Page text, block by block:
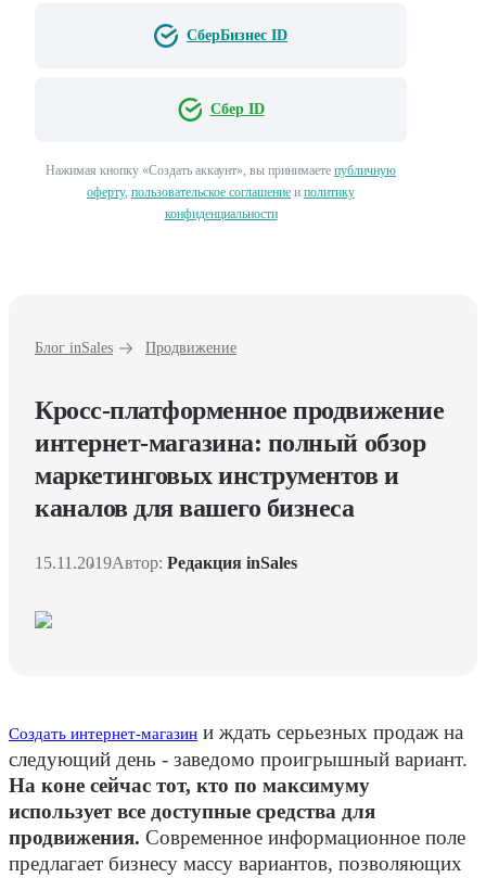
СберБизнес ID
Сбер ID
Нажимая кнопку «Создать аккаунт», вы принимаете публичную
оферту, пользовательское соглашение и политику
конфиденциальности
Блог inSales Продвижение
Кросс-платформенное продвижение
интернет-магазина: полный обзор
маркетинговых инструментов и
каналов для вашего бизнеса
15.11.2019Автор: Редакция inSales
Создать интернет-магазин и ждать серьезных продаж на
следующий день - заведомо проигрышный вариант.
На коне сейчас тот, кто по максимуму
использует все доступные средства для
продвижения. Современное информационное поле
предлагает бизнесу массу вариантов, позволяющих